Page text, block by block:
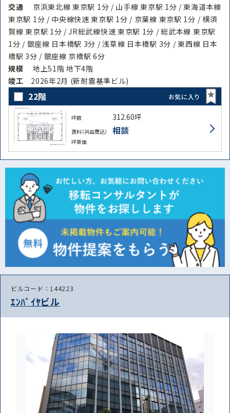
交通
京浜東北線 東京駅 1分 / 山手線 東京駅 1分 / 東海道本線
東京駅 1分 / 中央線快速 東京駅 1分 / 京葉線 東京駅 1分 / 横須
賀線 東京駅 1分 / JR総武線快速 東京駅 1分 / 総武本線 東京駅
1分 / 銀座線 日本橋駅 3分 / 浅草線 日本橋駅 3分 / 東西線 日本
橋駅 3分 / 銀座線 京橋駅 6分
規模
地上51階 地下4階
竣⼯ 2026年2月 (新耐震基準ビル)
22階 お気に入り
坪数 312.60坪
賃料（共益費込） 相談
坪単価
ビルコード：144223
ｴﾝﾊﾟｲﾔビル